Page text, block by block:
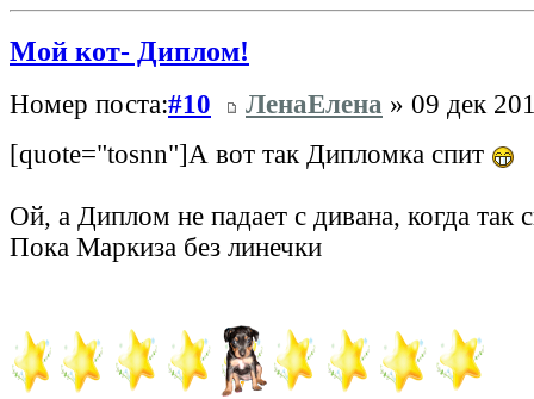
Мой кот- Диплом!
Номер поста:#10 ЛенаЕлена » 09 дек
[quote="tosnn"]А вот так Дипломка спит
Ой, а Диплом не падает с дивана, когда так
Пока Маркиза без линечки